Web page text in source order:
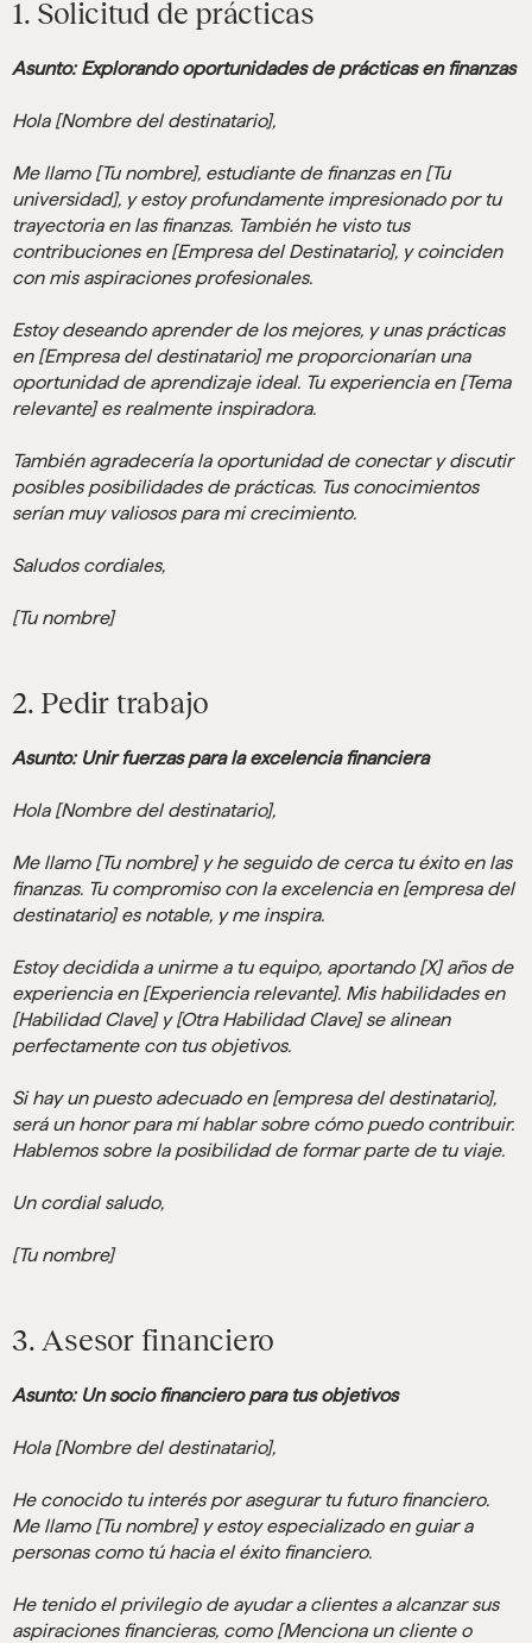
1. Solicitud de prácticas
Asunto: Explorando oportunidades de prácticas en finanzas
Hola [Nombre del destinatario],
Me llamo [Tu nombre], estudiante de finanzas en [Tu
universidad], y estoy profundamente impresionado por tu
trayectoria en las finanzas. También he visto tus
contribuciones en [Empresa del Destinatario], y coinciden
con mis aspiraciones profesionales.
Estoy deseando aprender de los mejores, y unas prácticas
en [Empresa del destinatario] me proporcionarían una
oportunidad de aprendizaje ideal. Tu experiencia en [Tema
relevante] es realmente inspiradora.
También agradecería la oportunidad de conectar y discutir
posibles posibilidades de prácticas. Tus conocimientos
serían muy valiosos para mi crecimiento.
Saludos cordiales,
[Tu nombre]
2. Pedir trabajo
Asunto: Unir fuerzas para la excelencia financiera
Hola [Nombre del destinatario],
Me llamo [Tu nombre] y he seguido de cerca tu éxito en las
finanzas. Tu compromiso con la excelencia en [empresa del
destinatario] es notable, y me inspira.
Estoy decidida a unirme a tu equipo, aportando [X] años de
experiencia en [Experiencia relevante]. Mis habilidades en
[Habilidad Clave] y [Otra Habilidad Clave] se alinean
perfectamente con tus objetivos.
Si hay un puesto adecuado en [empresa del destinatario],
será un honor para mí hablar sobre cómo puedo contribuir.
Hablemos sobre la posibilidad de formar parte de tu viaje.
Un cordial saludo,
[Tu nombre]
3. Asesor financiero
Asunto: Un socio financiero para tus objetivos
Hola [Nombre del destinatario],
He conocido tu interés por asegurar tu futuro financiero.
Me llamo [Tu nombre] y estoy especializado en guiar a
personas como tú hacia el éxito financiero.
He tenido el privilegio de ayudar a clientes a alcanzar sus
aspiraciones financieras, como [Menciona un cliente o